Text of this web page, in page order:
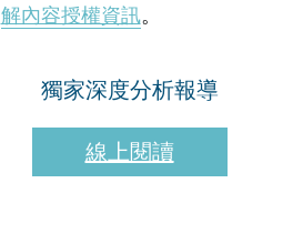
解內容授權資訊。
獨家深度分析報導
線上閱讀